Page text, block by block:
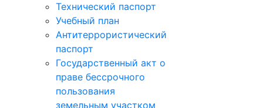
Технический паспорт
Учебный план
Антитеррористический
паспорт
Государственный акт о
праве бессрочного
пользования
земельным участком